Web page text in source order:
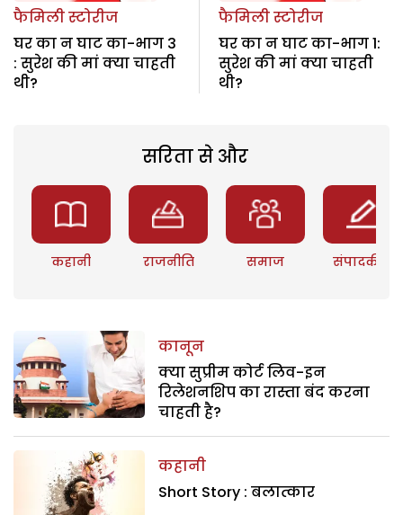
फैमिली स्टोरीज
घर का न घाट का-भाग 3
: सुरेश की मां क्या चाहती
थी?
फैमिली स्टोरीज
घर का न घाट का-भाग 1:
सुरेश की मां क्या चाहती
थी?
सरिता से और
कहानी राजनीति समाज संपादकीय
कानून
क्या सुप्रीम कोर्ट लिव-इन
रिलेशनशिप का रास्ता बंद करना
चाहती है?
कहानी
Short Story : बलात्कार